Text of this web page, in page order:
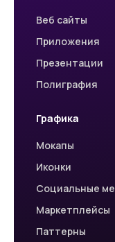
Веб сайты
Приложения
Презентации
Полиграфия
Графика
Мокапы
Иконки
Социальные
Маркетплейсы
Паттерны